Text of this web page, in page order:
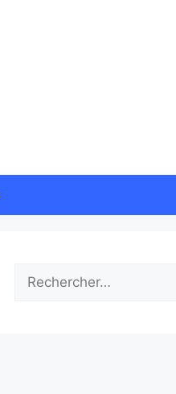
Rechercher :